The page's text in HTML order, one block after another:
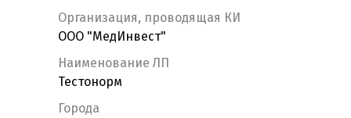
Организация, проводящая КИ
ООО "МедИнвест"
Наименование ЛП
Тестонорм
Города